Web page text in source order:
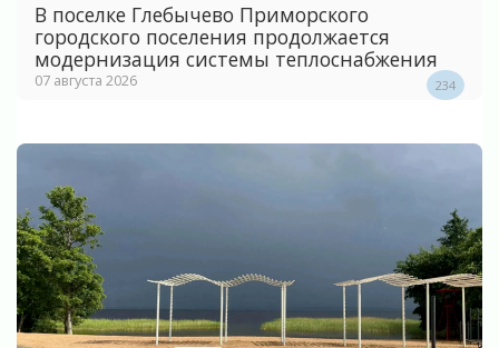
В поселке Глебычево Приморского
городского поселения продолжается
модернизация системы теплоснабжения
07 августа 2026 234